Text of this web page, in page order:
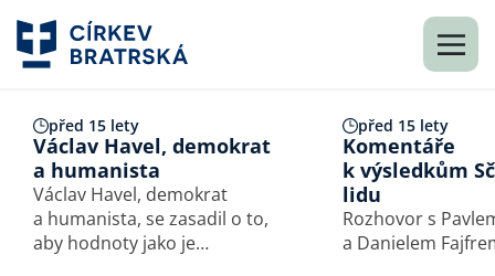
před 15 lety
Václav Havel, demokrat
a humanista
Václav Havel, demokrat
a humanista, se zasadil o to,
aby hodnoty jako je
před 15 lety
Komentáře
k výsledkům
lidu
Rozhovor s
a Danielem